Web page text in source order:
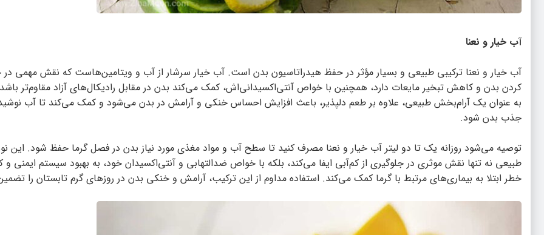
آب خیار و نعنا
آب خیار و نعنا ترکیبی طبیعی و بسیار مؤثر در حفظ هیدراتاسیون بدن است. آب خیار سرشار از آب و ویتامین‌هاست که نقش مهمی
کردن بدن و کاهش تبخیر مایعات دارد، همچنین با خواص آنتی‌اکسیدانی‌اش، کمک می‌کند بدن در مقابل رادیکال‌های آزاد مقاوم‌تر باشد.
به عنوان یک آرام‌بخش طبیعی، علاوه بر طعم دلپذیر، باعث افزایش احساس خنکی و آرامش در بدن می‌شود و کمک می‌کند تا آب
جذب بدن شود.
توصیه می‌شود روزانه یک تا دو لیتر آب خیار و نعنا مصرف کنید تا سطح آب و مواد مغذی مورد نیاز بدن در فصل گرما حفظ شود. این
طبیعی نه تنها نقش موثری در جلوگیری از کم‌آبی ایفا می‌کند، بلکه با خواص ضدالتهابی و آنتی‌اکسیدان خود، به بهبود سیستم ایمنی
خطر ابتلا به بیماری‌های مرتبط با گرما کمک می‌کند. استفاده مداوم از این ترکیب، آرامش و خنکی بدن در روزهای گرم تابستان را